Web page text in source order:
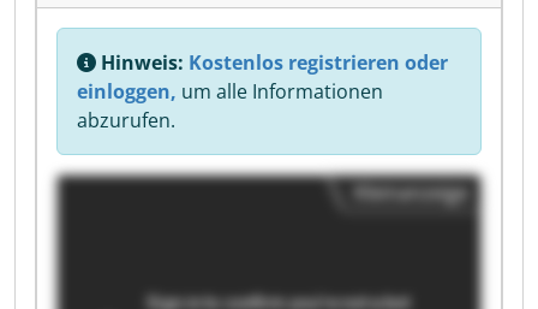
Hinweis: Kostenlos registrieren oder
einloggen, um alle Informationen
abzurufen.
Kleinanzeige